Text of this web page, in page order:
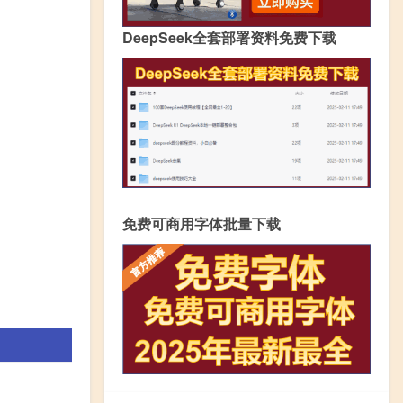
DeepSeek全套部署资料免费下载
免费可商用字体批量下载